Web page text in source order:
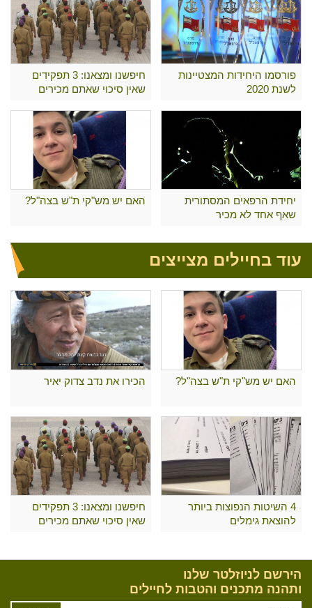
פורסמו היחידות המצטיינות
לשנת 2020
חיפשנו ומצאנו: 3 תפקידים
שאין סיכוי שאתם מכירים
יחידת הרפאים המסתורית
שאף אחד לא מכיר
האם יש מש"קי ת"ש בצה"ל?
עוד בחיילים מצייצים
האם יש מש"קי ת"ש בצה"ל? הכירו את נדב צדוק יאיר
4 השיטות הנפוצות ביותר
להוצאת גימלים
חיפשנו ומצאנו: 3 תפקידים
שאין סיכוי שאתם מכירים
הירשם לניוזלטר שלנו
ותהנה מתכנים והטבות לחיילים